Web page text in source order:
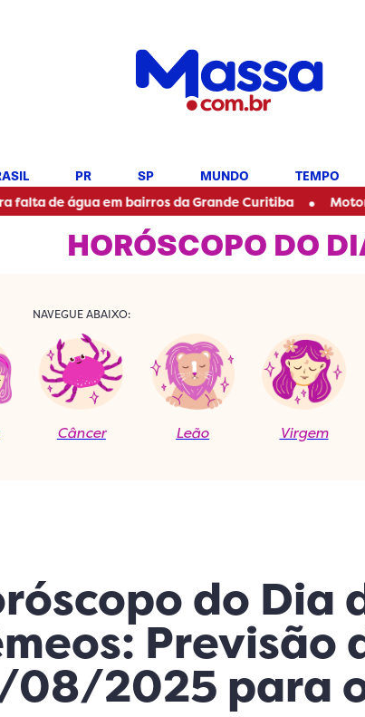
PR SP MUNDO TEMPO
em bairros da Grande Curitiba • Motorista é
HORÓSCOPO DO
NAVEGUE ABAIXO:
Câncer Leão Virgem
do Dia
Previsão
08/2025 para